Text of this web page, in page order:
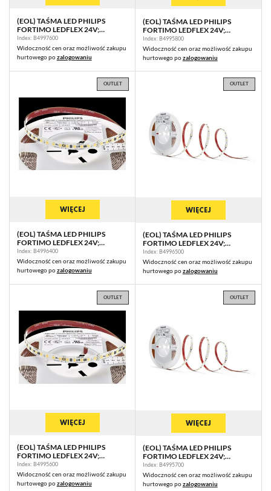
(EOL) TAŚMA LED PHILIPS
FORTIMO LEDFLEX 24V;
140P/M; 1500LM/M; 930PW C5
G1 5M (P)
Index: B4997600
Widoczność cen oraz możliwość zakupu
hurtowego pozalogowaniu
(EOL) TAŚMA LED PHILIPS
FORTIMO LEDFLEX 24V;
140P/M; 2500LM/M; 927 C5 G1
5M (P)
Index: B4995800
Widoczność cen oraz możliwość zakupu
hurtowego pozalogowaniu
OUTLET
WIĘCEJ
(EOL) TAŚMA LED PHILIPS
FORTIMO LEDFLEX 24V;
140P/M; 2000LM/M; 930PW C5
G1 5M (P)
Index: B4996400
Widoczność cen oraz możliwość zakupu
hurtowego pozalogowaniu
OUTLET
WIĘCEJ
(EOL) TAŚMA LED PHILIPS
FORTIMO LEDFLEX 24V;
140P/M; 2000LM/M; 940PW C5
G1 5M (P)
Index: B4996500
Widoczność cen oraz możliwość zakupu
hurtowego pozalogowaniu
OUTLET
WIĘCEJ
(EOL) TAŚMA LED PHILIPS
FORTIMO LEDFLEX 24V;
140P/M; 2500LM/M; 930PW C5
G1 5M (P)
Index: B4995600
Widoczność cen oraz możliwość zakupu
hurtowego pozalogowaniu
OUTLET
WIĘCEJ
(EOL) TAŚMA LED PHILIPS
FORTIMO LEDFLEX 24V;
140P/M; 2500LM/M; 940PW C5
G1 5M (P)
Index: B4995700
Widoczność cen oraz możliwość zakupu
hurtowego pozalogowaniu
działają w charakterze pośredników prezentujących nasze treści w
postaci wiadomości, ofert, komunikatów mediów społecznościowych.